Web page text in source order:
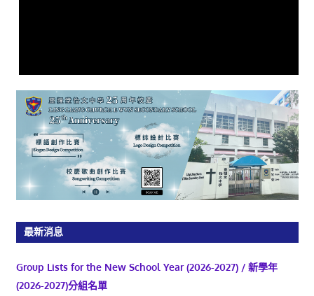
最新消息
Group Lists for the New School Year (2026-2027) / 新學年
(2026-2027)分組名單